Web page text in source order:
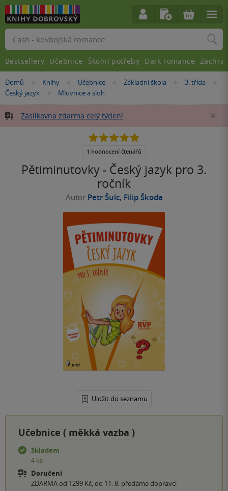
Nacházíte
se
Domů »Knihy »Učebnice »
Základní škola »
3. třída
Český jazyk »
Mluvnice a sloh
Zásilkovna zdarma celý týden!
Pětiminutovky - Český jazyk pro 3.
ročník
Autor Petr Šulc, Filip Škoda
Uložit do seznamu
5.0
5
1 hodnocení čtenářů
Učebnice ( měkká vazba )
Skladem
4 ks
Doručení
ZDARMA od 1299 Kč, do 11. 8. předáme dopravci
Vyhledávání
Bestsellery Učebnice Školní potřeby Dark romance